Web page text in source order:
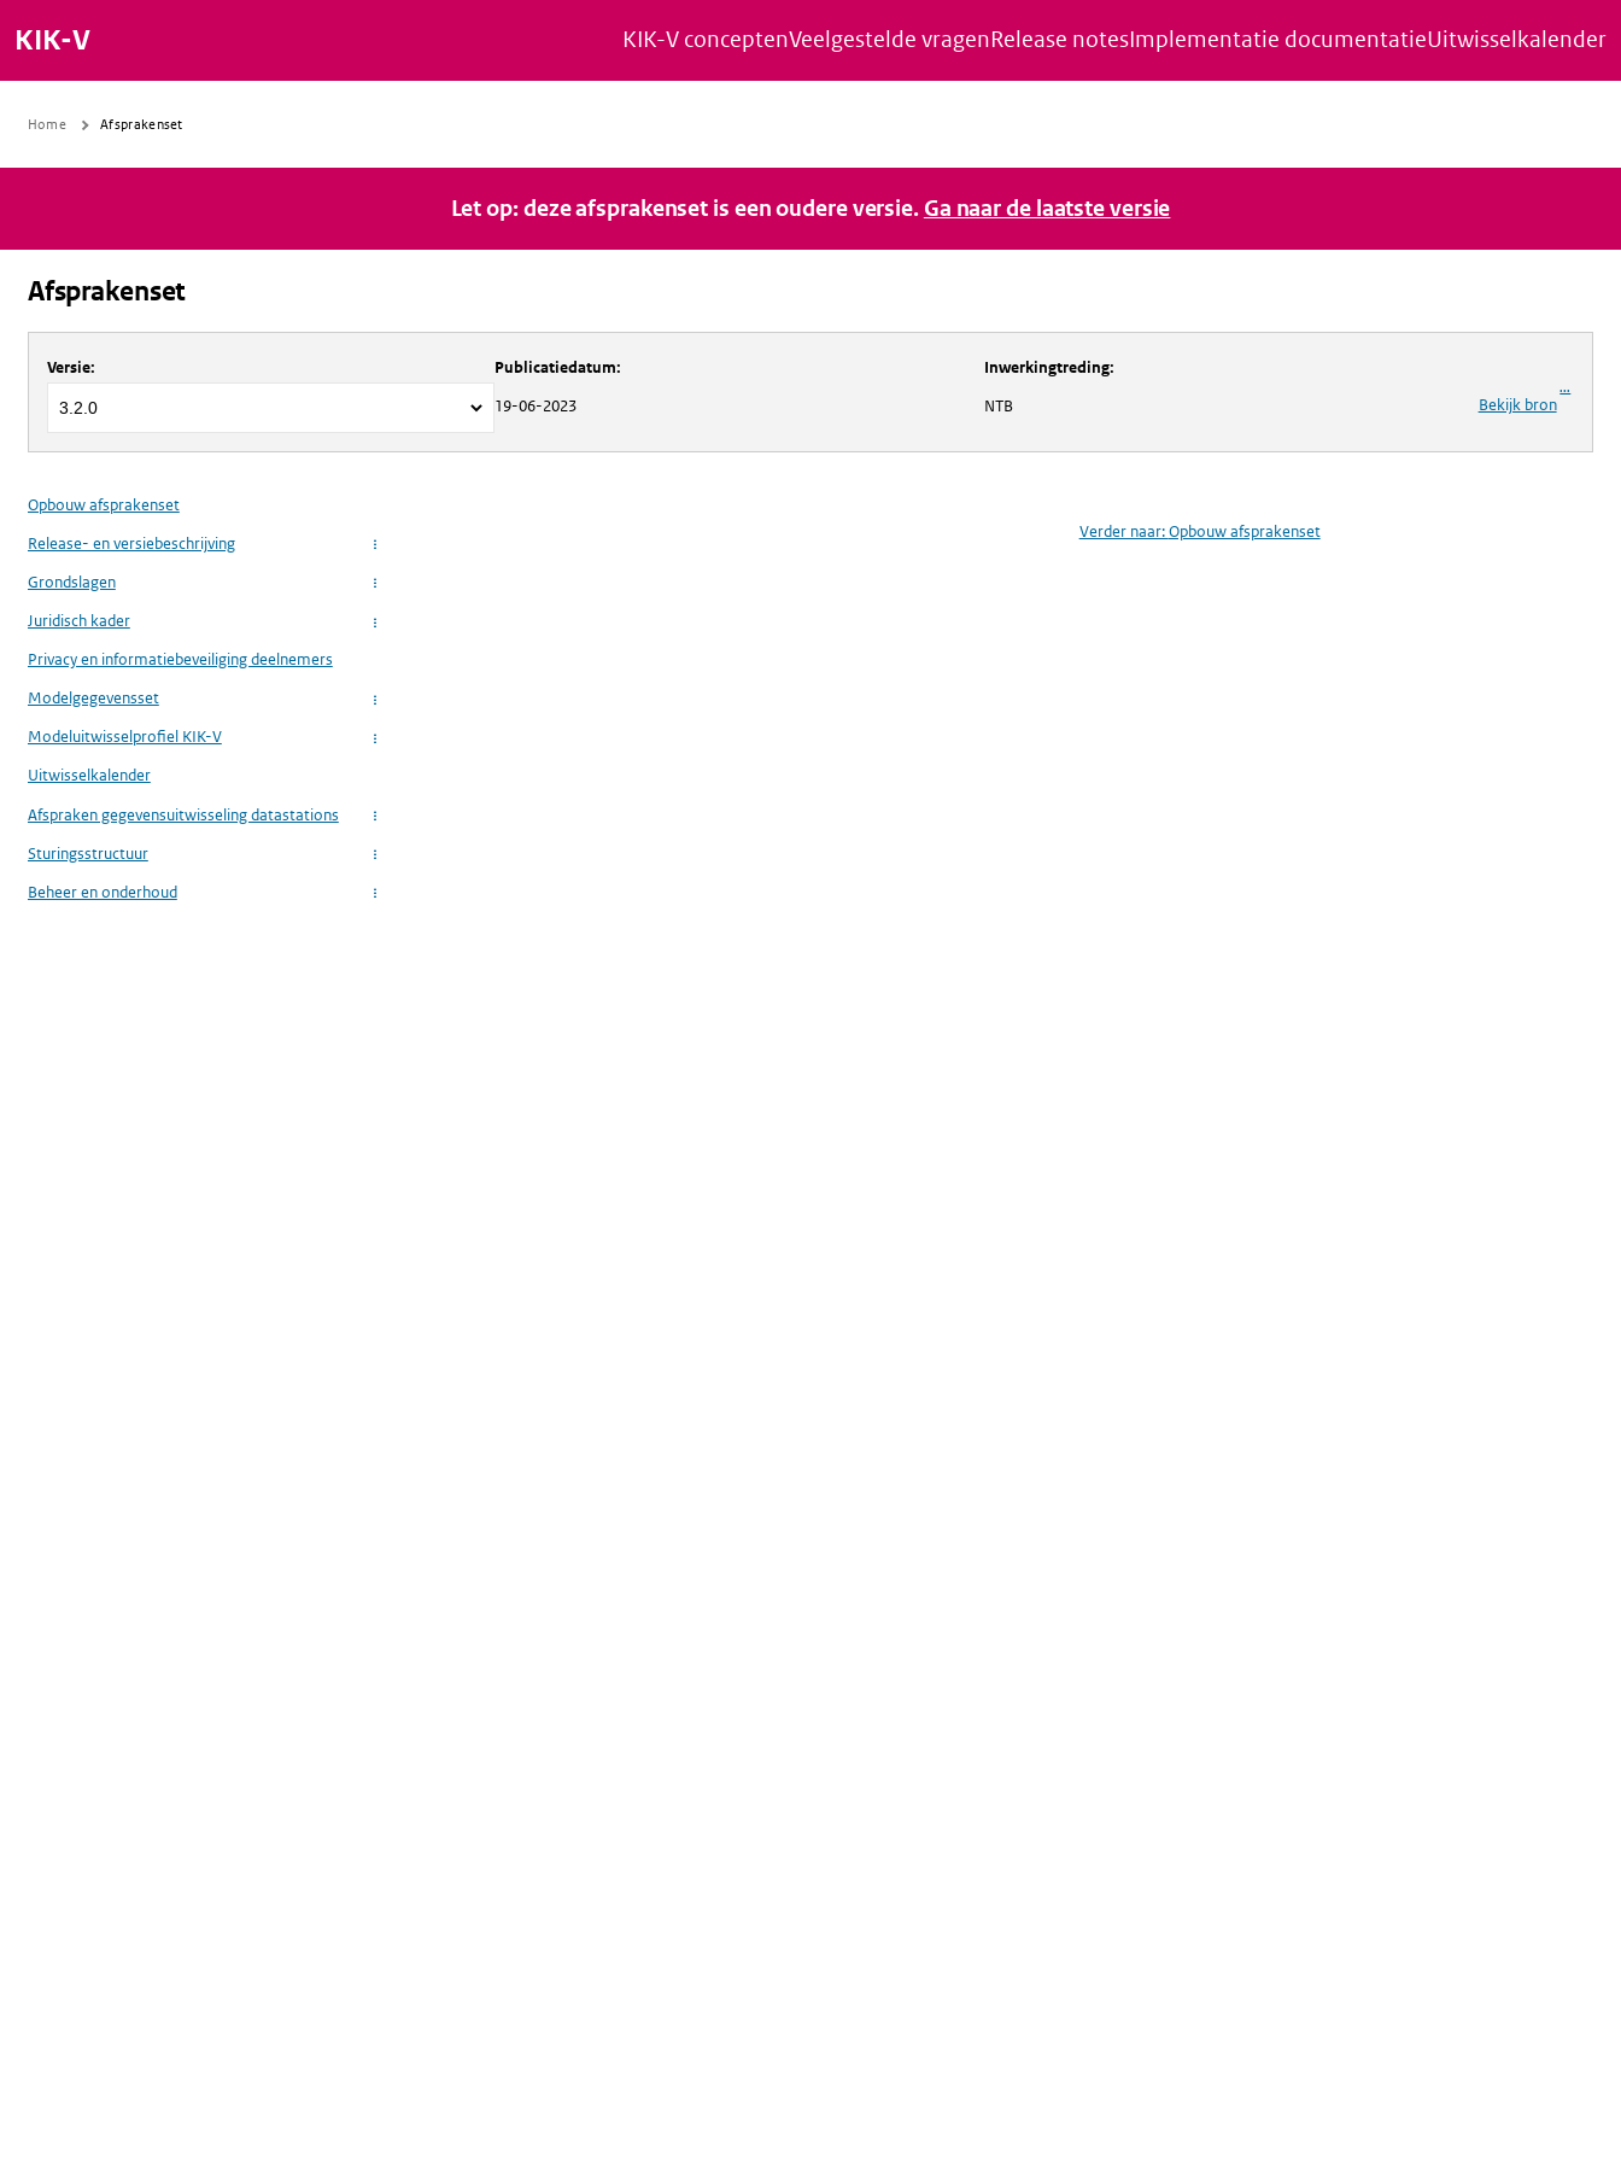
Naar de inhoud gaan
Naar de navigatie gaan
Naar de footer gaan
KIK-V KIK-V conceptenVeelgestelde vragenRelease notesImplementatie documentatieUitwisselkalender
Home Afsprakenset
Let op: deze afsprakenset is een oudere versie. Ga naar de laatste versie
Afsprakenset
Over
Versie: Publicatiedatum:
19-06-2023
Inwerkingtreding:
NTB
Bekijk bron
...
Opbouw afsprakenset
Release- en versiebeschrijving
...
Grondslagen ...
Juridisch kader ...
Privacy en informatiebeveiliging deelnemers
Modelgegevensset
...
Modeluitwisselprofiel KIK-V ...
Uitwisselkalender
Afspraken gegevensuitwisseling datastations
...
Sturingsstructuur ...
Beheer en onderhoud ...
Verder naar:Opbouw afsprakenset